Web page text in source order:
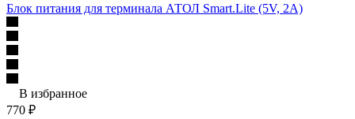
Блок питания для терминала АТОЛ Smart.Lite (5V, 2A)
В избранное
770 ₽